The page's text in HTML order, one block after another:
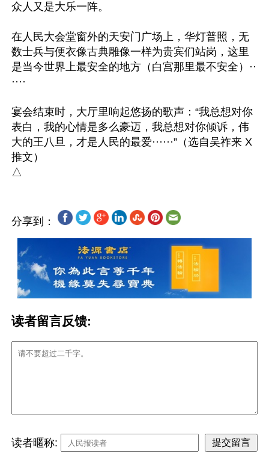
众人又是大乐一阵。
在人民大会堂窗外的天安门广场上，华灯普照，无
数士兵与便衣像古典雕像一样为贵宾们站岗，这里
是当今世界上最安全的地方（白宫那里最不安全）··
····
宴会结束时，大厅里响起悠扬的歌声：“我总想对你
表白，我的心情是多么豪迈，我总想对你倾诉，伟
大的王八旦，才是人民的最爱······”（选自吴祚来 X
推文）
分享到：
读者留言反馈:
读者暱称: